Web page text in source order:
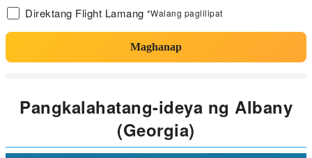
Direktang Flight Lamang *Walang paglilipat
Maghanap
Pangkalahatang-ideya ng Albany
(Georgia)